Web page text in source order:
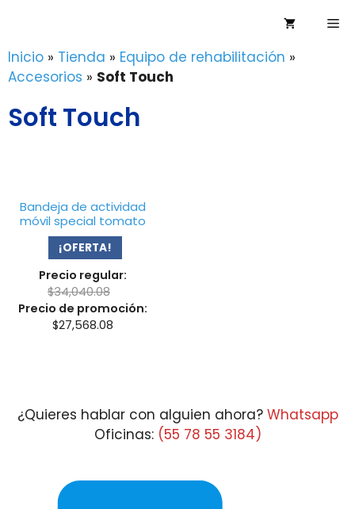
contenido
Inicio » Tienda » Equipo de rehabilitación »
Accesorios » Soft Touch
Soft Touch
Bandeja de actividad
móvil special tomato
¡OFERTA!
Precio regular:
$34,040.08
Precio de promoción:
$27,568.08
¿Quieres hablar con alguien ahora? Whatsapp
Oficinas: (55 78 55 3184)